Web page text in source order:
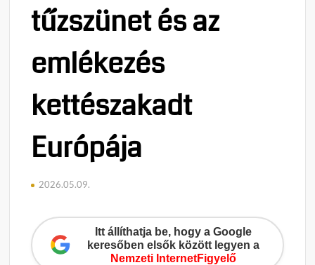
tűzszünet és az
emlékezés
kettészakadt
Európája
2026.05.09.
Itt állíthatja be, hogy a Google
keresőben elsők között legyen a
Nemzeti InternetFigyelő